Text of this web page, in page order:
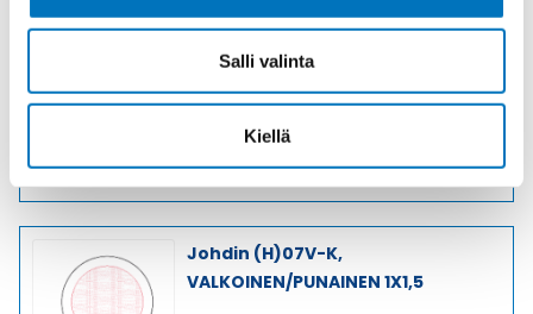
Salli valinta
Kiellä
MUSTA/VALKOINEN 1X1,5
Johdin (H)07V-K,
VALKOINEN/PUNAINEN 1X1,5